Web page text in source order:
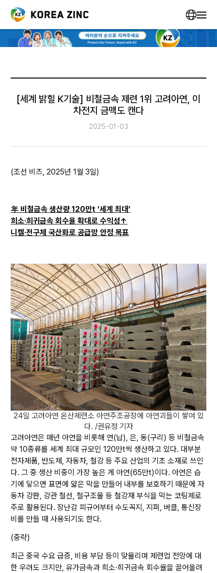
[세계 밝힐 K기술] 비철금속 제련 1위 고려아연, 이
차전지 금맥도 캔다
2025-01-03
(조선 비즈, 2025년 1월 3일)
年 비철금속 생산량 120만t ‘세계 최대’
희소·희귀금속 회수율 확대로 수익성↑
니켈·전구체 국산화로 공급망 안정 목표
24일 고려아연 온산제련소 아연주조공장에 아연괴들이 쌓여 있
다. /권유정 기자
고려아연은 매년 아연을 비롯해 연(납), 은, 동(구리) 등 비철금속
약 10종류를 세계 최대 규모인 120만t씩 생산하고 있다. 대부분
전자제품, 반도체, 자동차, 철강 등 주요 산업의 기초 소재로 쓰인
다. 그 중 생산 비중이 가장 높은 게 아연(65만t)이다. 아연은 습
기에 닿으면 표면에 얇은 막을 만들어 내부를 보호하기 때문에 자
동차 강판, 강관 철선, 철구조물 등 철강재 부식을 막는 코팅제로
주로 활용된다. 장난감 피규어부터 수도꼭지, 지퍼, 버클, 통신장
비를 만들 때 사용되기도 한다.
(중략)
최근 중국 수요 급증, 비용 부담 등이 맞물리며 제련업 전망에 대
한 우려도 크지만, 유가금속과 희소·희귀금속 회수율을 끌어올려